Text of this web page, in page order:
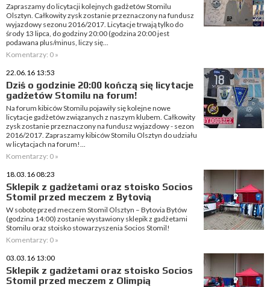
Zapraszamy do licytacji kolejnych gadżetów Stomilu
Olsztyn. Całkowity zysk zostanie przeznaczony na fundusz
wyjazdowy sezonu 2016/2017. Licytacje trwają tylko do
środy 13 lipca, do godziny 20:00 (godzina 20:00 jest
podawana plus/minus, liczy się...
Komentarzy: 0 »
22.06.16 13:53
Dziś o godzinie 20:00 kończą się licytacje
gadżetów Stomilu na forum!
Na forum kibiców Stomilu pojawiły się kolejne nowe
licytacje gadżetów związanych z naszym klubem. Całkowity
zysk zostanie przeznaczony na fundusz wyjazdowy - sezon
2016/2017. Zapraszamy kibiców Stomilu Olsztyn do udziału
w licytacjach na forum!...
Komentarzy: 0 »
18.03.16 08:23
Sklepik z gadżetami oraz stoisko Socios
Stomil przed meczem z Bytovią
W sobotę przed meczem Stomil Olsztyn – Bytovia Bytów
(godzina 14:00) zostanie wystawiony sklepik z gadżetami
Stomilu oraz stoisko stowarzyszenia Socios Stomil!
Komentarzy: 0 »
03.03.16 13:00
Sklepik z gadżetami oraz stoisko Socios
Stomil przed meczem z Olimpią